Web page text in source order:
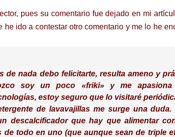
pues su comentario fue dejado en mi
ido a contestar otro comentario y me lo he
de nada debo felicitarte, resulta ameno y
soy un poco «friki» y me
estoy seguro que lo visitaré
de lavavajillas me surge una
descalcificador que hay que alimentar
todo en uno (que aunque sean de triple